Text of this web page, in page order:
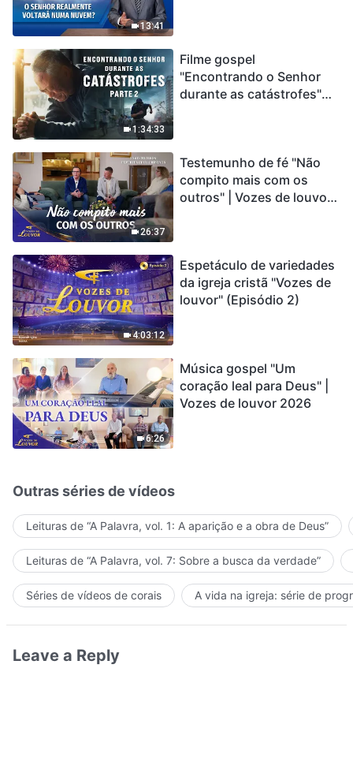
13:41
1:34:33
Filme gospel
"Encontrando o Senhor
durante as catástrofes"
catástrofes ccontecem, a
humanidade está
entrando em contagem
26:37
Testemunho de fé "Não
compito mais com os
outros" | Vozes de louvor
4:03:12
Espetáculo de variedades
da igreja cristã "Vozes de
louvor" (Episódio 2)
6:26
Música gospel "Um
coração leal para Deus" |
Vozes de louvor 2026
Outras séries de vídeos
Leituras de “A Palavra, vol. 1: A aparição e a obra de Deus”
Leituras de “A Palavra, vol. 7: Sobre a busca da verdade”
Séries de vídeos de corais A vida na igreja: série de
Leave a Reply